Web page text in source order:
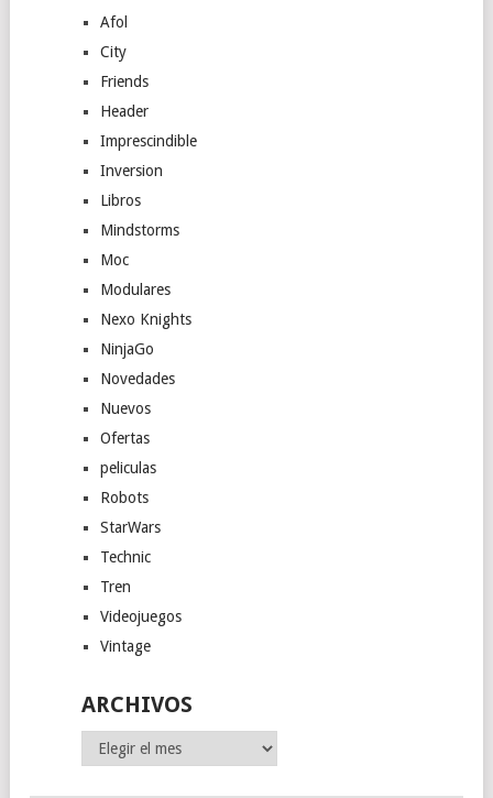
Afol
City
Friends
Header
Imprescindible
Inversion
Libros
Mindstorms
Moc
Modulares
Nexo Knights
NinjaGo
Novedades
Nuevos
Ofertas
peliculas
Robots
StarWars
Technic
Tren
Videojuegos
Vintage
ARCHIVOS
Archivos